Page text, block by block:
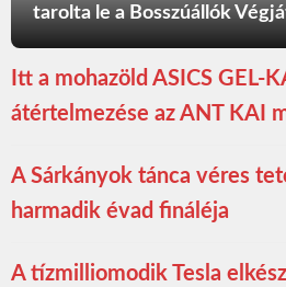
tarolta le a Bosszúállók
Itt a mohazöld ASICS GEL-
átértelmezése az ANT KAI
A Sárkányok tánca véres
harmadik évad fináléja
A tízmilliomodik Tesla